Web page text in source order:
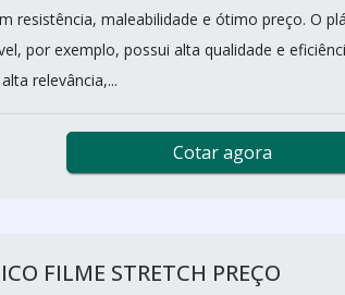
resistência, maleabilidade e ótimo preço. O
por exemplo, possui alta qualidade e
relevância,...
Cotar agora
FILME STRETCH PREÇO